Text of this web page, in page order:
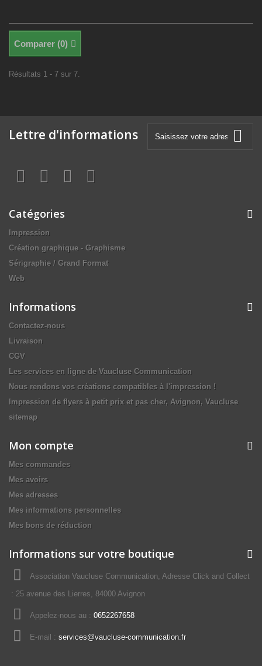
Comparer (0)
Résultats 1 - 7 sur 7.
Lettre d'informations
Catégories
Impression
Création graphique - Graphisme
Sérigraphie / Grand Format
Web
Informations
Contactez-nous
Livraison
CGV
Les services en ligne de Vaucluse Communication
Nous rendons vos créations compatibles à l'impression !
Impression de flyers à petit prix et pas cher, Avignon, Vaucluse
sitemap
Mon compte
Mes commandes
Mes avoirs
Mes adresses
Mes informations personnelles
Mes bons de réduction
Informations sur votre boutique
Association Vaucluse Communication, Adresse Click and Collect
: 25 avenue des Lierres, 84000 Avignon
Appelez-nous au : 0652267658
E-mail : services@vaucluse-communication.fr